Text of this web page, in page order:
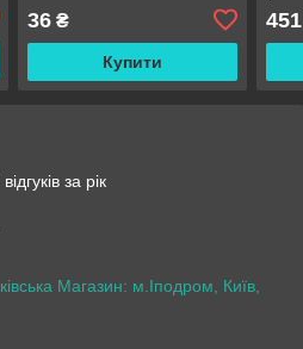
36₴
Купити
451
за рік
Магазин: м.Іподром, Київ,